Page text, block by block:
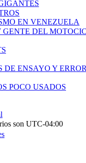
EN VENEZUELA
DEL
ENSAYO Y
POCO USADOS
son UTC-04:00